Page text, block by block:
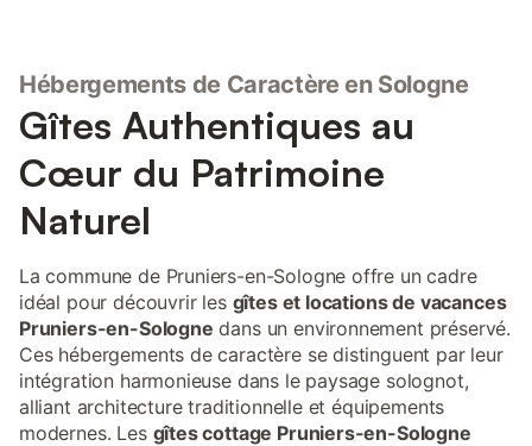
Hébergements de Caractère en Sologne
Gîtes Authentiques au
Cœur du Patrimoine
Naturel
La commune de Pruniers-en-Sologne offre un cadre
idéal pour découvrir les gîtes et locations de vacances
Pruniers-en-Sologne dans un environnement préservé.
Ces hébergements de caractère se distinguent par leur
intégration harmonieuse dans le paysage solognot,
alliant architecture traditionnelle et équipements
modernes. Les gîtes cottage Pruniers-en-Sologne